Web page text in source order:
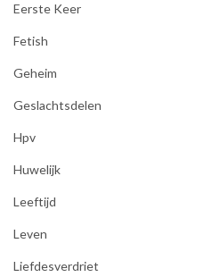
Eerste Keer
Fetish
Geheim
Geslachtsdelen
Hpv
Huwelijk
Leeftijd
Leven
Liefdesverdriet